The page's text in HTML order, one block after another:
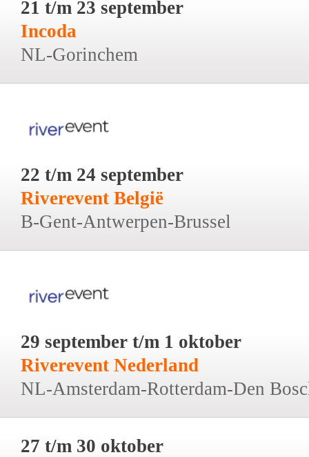
21 t/m 23 september
Incoda
NL-Gorinchem
22 t/m 24 september
Riverevent België
B-Gent-Antwerpen-Brussel
29 september t/m 1 oktober
Riverevent Nederland
NL-Amsterdam-Rotterdam-Den
27 t/m 30 oktober